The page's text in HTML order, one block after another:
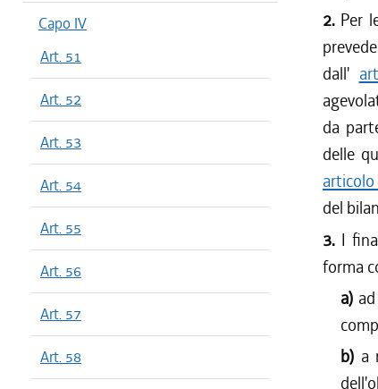
Capo IV
Art. 51
Art. 52
Art. 53
Art. 54
Art. 55
Art. 56
Art. 57
Art. 58
2. Per
dall'
da
delle
del
3. I
forma
a)
b) a